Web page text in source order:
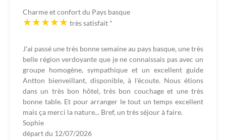
Charme et confort du Pays basque
très satisfait *
J'ai passé une très bonne semaine au pays basque, une très
belle région verdoyante que je ne connaissais pas avec un
groupe homogène, sympathique et un excellent guide
Antton bienveillant, disponible, à l'écoute. Nous étions
dans un très bon hôtel, très bon couchage et une très
bonne table. Et pour arranger le tout un temps excellent
mais ça merci la nature... Bref, un très séjour à faire.
Sophie
départ du 12/07/2026